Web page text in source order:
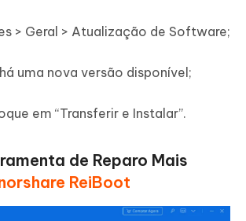
> Geral > Atualização de Software;
uma nova versão disponível;
em “Transferir e Instalar”.
de Reparo Mais
ReiBoot